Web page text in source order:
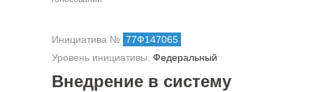
Инициатива № 77Ф147065
Уровень инициативы: Федеральный
Внедрение в систему